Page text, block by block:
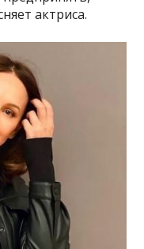
актриса.